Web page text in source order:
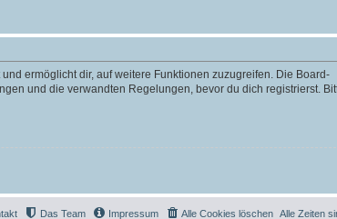
ermöglicht dir, auf weitere Funktionen zuzugreifen. Die Board-
und die verwandten Regelungen, bevor du dich registrierst.
Alle Zeiten
Alle Cookies löschen
Impressum
Das Team